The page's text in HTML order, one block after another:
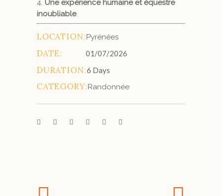
Une expérience humaine et équestre
inoubliable.
LOCATION:Pyrénées
DATE: 01/07/2026
DURATION:6 Days
CATEGORY:Randonnée